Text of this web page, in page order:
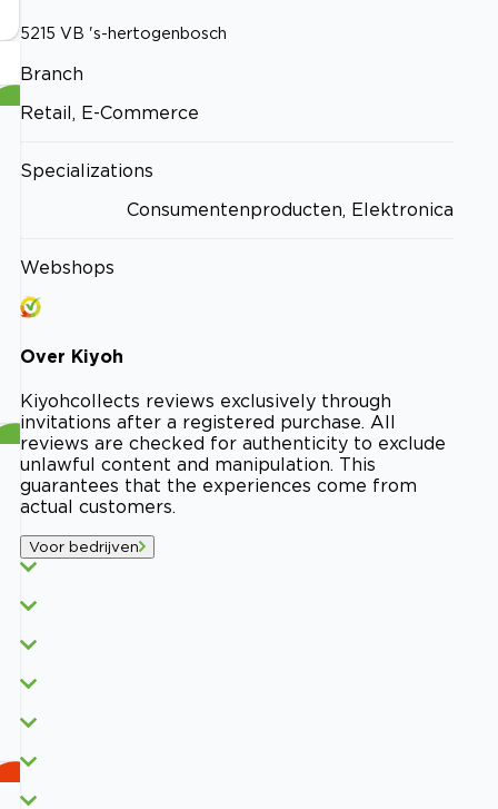
5215 VB 's-hertogenbosch
Branch
Retail, E-Commerce
Specializations
Consumentenproducten, Elektronica
Webshops
Over Kiyoh
Kiyohcollects reviews exclusively through
invitations after a registered purchase. All
reviews are checked for authenticity to exclude
unlawful content and manipulation. This
guarantees that the experiences come from
actual customers.
Voor bedrijven